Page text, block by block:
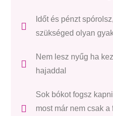
Időt és pénzt
szükséged olyan
Nem lesz nyűg ha
hajaddal
Sok bókot fogsz
most már nem csak